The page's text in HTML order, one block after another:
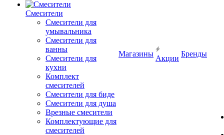
Смесители
Смесители для
умывальника
Смесители для
ванны
Смесители для
кухни
Комплект
смесителей
Смесители для биде
Смесители для душа
Врезные смесители
Комплектующие для
смесителей
Магазины
Акции
Бренды